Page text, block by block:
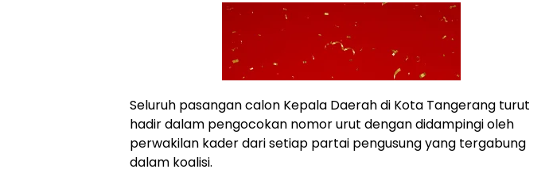
Seluruh pasangan calon Kepala Daerah di Kota Tangerang turut
hadir dalam pengocokan nomor urut dengan didampingi oleh
perwakilan kader dari setiap partai pengusung yang tergabung
dalam koalisi.